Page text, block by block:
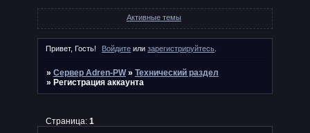
Активные темы
Привет, Гость! Войдите илизарегистрируйтесь.
» Сервер Adren-PW » Технический раздел
» Регистрация аккаунта
Страница: 1